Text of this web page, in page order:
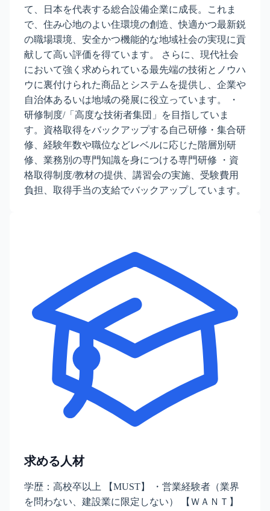
て、日本を代表する総合設備企業に成長。これま
で、住み心地のよい住環境の創造、快適かつ最新鋭
の職場環境、安全かつ機能的な地域社会の実現に貢
献して高い評価を得ています。 さらに、現代社会
において強く求められている最先端の技術とノウハ
ウに裏付けられた商品とシステムを提供し、企業や
自治体あるいは地域の発展に役立っています。 ・
研修制度/「高度な技術者集団」を目指していま
す。資格取得をバックアップする自己研修・集合研
修、経験年数や職位などレベルに応じた階層別研
修、業務別の専門知識を身につける専門研修 ・資
格取得制度/教材の提供、講習会の実施、受験費用
負担、取得手当の支給でバックアップしています。
求める人材
学歴：高校卒以上 【MUST】 ・営業経験者（業界
を問わない、建設業に限定しない） 【ＷＡＮＴ】